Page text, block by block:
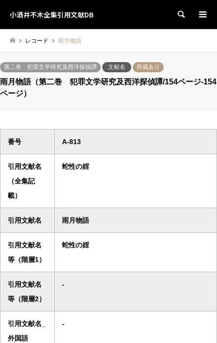
小酒井不木全集引用文献DB 検索
レコード 雨月物語
第二巻 犯罪文学研究及西洋探偵譚 文献名 所蔵あり
雨月物語（第二巻 犯罪文学研究及西洋探偵譚/154ページ-154
ページ）
番号 A-813
引用文献名
（全集記
載）
蛇性の婬
引用文献名 雨月物語
引用文献名
等（階層1）
蛇性の婬
引用文献名
等（階層2）
-
引用文献名_
外国語
-